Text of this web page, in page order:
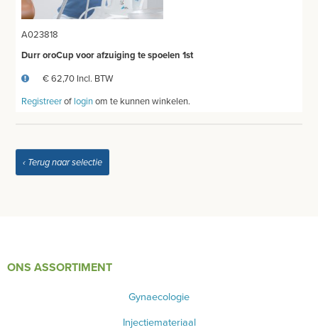
EHBO
APPARATUUR EN DIAGNOSE
VERBRUIKSMATERIAAL
TWEEDEHANDS - LIQUIDATIE
A023818
Durr oroCup voor afzuiging te spoelen 1st
€ 62,70 Incl. BTW
Registreerof loginom te kunnen winkelen.
‹ Terug naar selectie
ONS ASSORTIMENT
Gynaecologie
Injectiemateriaal